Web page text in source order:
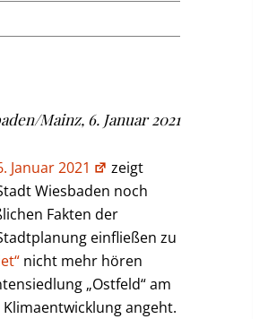
Mainz, 6. Januar 2021
Januar 2021
zeigt
Wiesbaden noch
Fakten der
einfließen zu
nicht mehr hören
„Ostfeld“ am
angeht.